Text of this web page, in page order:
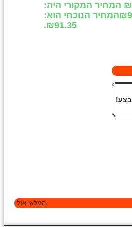
₪ המחיר המקורי היה:
₪המחיר הנוכחי הוא:
₪91.35.
המלאי אזל